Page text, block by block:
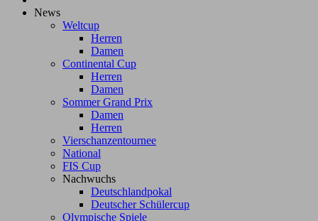
News
Weltcup
Herren
Damen
Continental Cup
Herren
Damen
Sommer Grand Prix
Damen
Herren
Vierschanzentournee
National
FIS Cup
Nachwuchs
Deutschlandpokal
Deutscher Schülercup
Olympische Spiele